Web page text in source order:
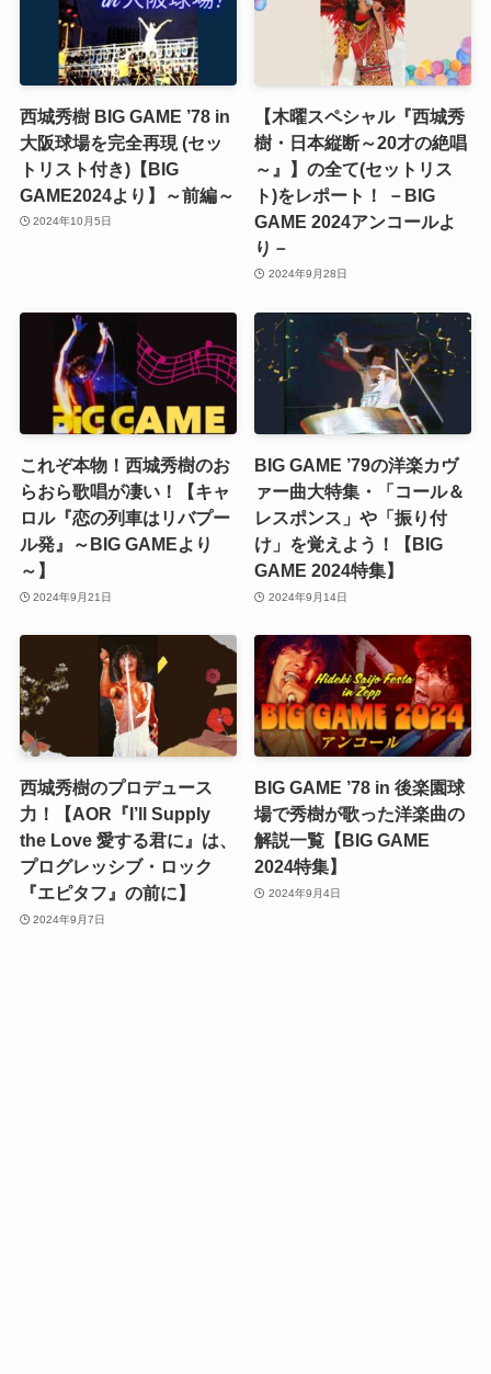
西城秀樹 BIG GAME ’78 in
大阪球場を完全再現 (セッ
トリスト付き)【BIG
GAME2024より】～前編～
2024年10月5日
【木曜スペシャル『西城秀
樹・日本縦断～20才の絶唱
～』】の全て(セットリス
ト)をレポート！ －BIG
GAME 2024アンコールよ
り－
2024年9月28日
これぞ本物！西城秀樹のお
らおら歌唱が凄い！【キャ
ロル『恋の列車はリバプー
ル発』～BIG GAMEより
～】
2024年9月21日
BIG GAME ’79の洋楽カヴ
ァー曲大特集・「コール＆
レスポンス」や「振り付
け」を覚えよう！【BIG
GAME 2024特集】
2024年9月14日
西城秀樹のプロデュース
力！【AOR『I’ll Supply
the Love 愛する君に』は、
プログレッシブ・ロック
『エピタフ』の前に】
2024年9月7日
BIG GAME ’78 in 後楽園球
場で秀樹が歌った洋楽曲の
解説一覧【BIG GAME
2024特集】
2024年9月4日